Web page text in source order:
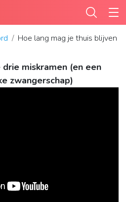
Hoe lang mag je thuis blijven
miskramen (en een
zwangerschap)